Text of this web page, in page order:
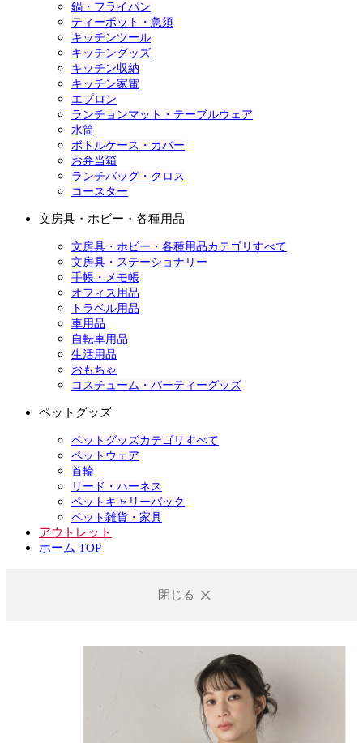
鍋・フライパン
ティーポット・急須
キッチンツール
キッチングッズ
キッチン収納
キッチン家電
エプロン
ランチョンマット・テーブルウェア
水筒
ボトルケース・カバー
お弁当箱
ランチバッグ・クロス
コースター
文房具・ホビー・各種用品
文房具・ホビー・各種用品カテゴリすべて
文房具・ステーショナリー
手帳・メモ帳
オフィス用品
トラベル用品
車用品
自転車用品
生活用品
おもちゃ
コスチューム・パーティーグッズ
ペットグッズ
ペットグッズカテゴリすべて
ペットウェア
首輪
リード・ハーネス
ペットキャリーバック
ペット雑貨・家具
アウトレット
ホーム TOP
閉じる